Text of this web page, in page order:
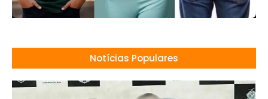
Notícias Populares